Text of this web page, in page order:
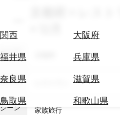
関西 大阪府
福井県
兵庫県
奈良県
滋賀県
鳥取県
和歌山県
券
テ
を
京都府 × レス
エリア
テーマ
シーン 家族旅行